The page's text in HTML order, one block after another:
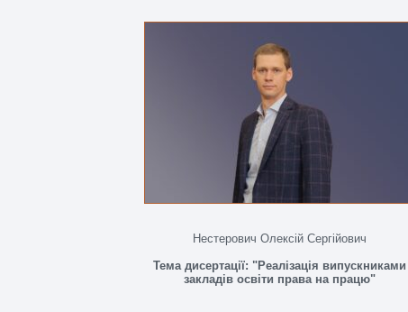
Нестерович Олексій Сергійович
Тема дисертації: "Реалізація випускниками
закладів освіти права на працю"